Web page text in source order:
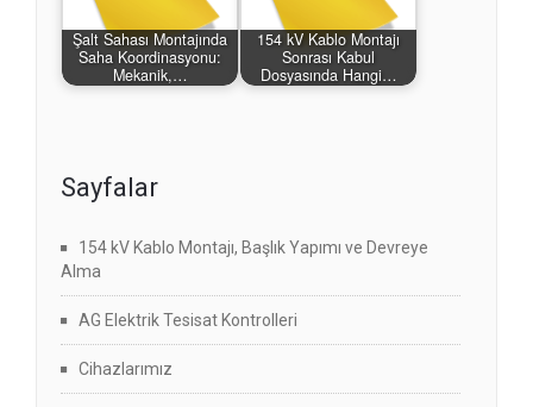
Şalt Sahası Montajında
Saha Koordinasyonu:
Mekanik,…
154 kV Kablo Montajı
Sonrası Kabul
Dosyasında Hangi…
Sayfalar
154 kV Kablo Montajı, Başlık Yapımı ve Devreye
Alma
AG Elektrik Tesisat Kontrolleri
Cihazlarımız